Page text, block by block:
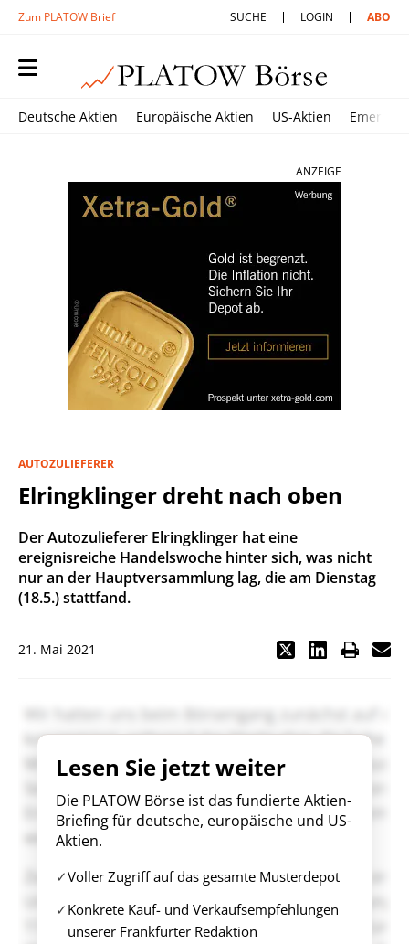
Zum PLATOW Brief SUCHE LOGIN ABO
Deutsche Aktien Europäische Aktien US-Aktien
ANZEIGE
AUTOZULIEFERER
Elringklinger dreht nach oben
Der Autozulieferer Elringklinger hat eine
ereignisreiche Handelswoche hinter sich, was nicht
nur an der Hauptversammlung lag, die am Dienstag
(18.5.) stattfand.
21. Mai 2021
Lesen Sie jetzt weiter
Die PLATOW Börse ist das fundierte Aktien-
Briefing für deutsche, europäische und US-
Aktien.
Voller Zugriff auf das gesamte Musterdepot
Konkrete Kauf- und Verkaufsempfehlungen
unserer Frankfurter Redaktion